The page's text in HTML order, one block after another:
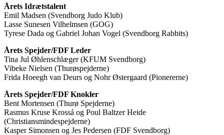
Årets Idrætstalent
Emil Madsen (Svendborg Judo Klub)
Lasse Sunesen Vilhelmsen (GOG)
Tyrese Dada og Gabriel Johan Vogel (Svendborg Rabbits)
Årets Spejder/FDF Leder
Tina Jul Øhlenschlæger (KFUM Svendborg)
Vibeke Nielsen (Thurøspejderne)
Frida Hoeegh van Deurs og Nohr Østergaard (Pionererne)
Årets Spejder/FDF Knokler
Bent Mortensen (Thurø Spejderne)
Rasmus Kruse Krossá og Poul Baltzer Heide
(Christiansmindespejderne)
Kasper Simonsen og Jes Pedersen (FDF Svendborg)